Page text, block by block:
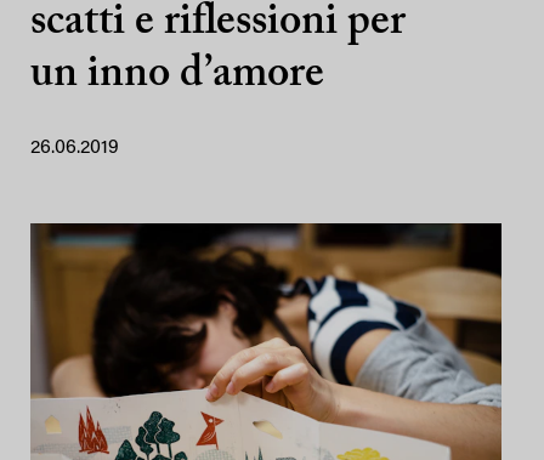
scatti e riflessioni per
un inno d’amore
26.06.2019